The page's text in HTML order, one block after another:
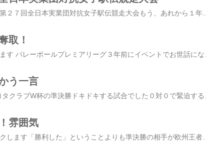
明日１６日、正午、号砲です第２７回全日本実業団対抗女子駅伝競走大会もう、あれから１年ですか・・・アホ会のみなさんと アフロをかぶって、沿道でユタカ技研駅伝競走部「BLUE WIND」の応援をしました全国６地区の予選を勝ち上がってきた２６チームがライバルと戦います 新しいランキングに登録しました携帯からも投票していただけますよろしくお願いします２７４０位からスタートした趣味とスポーツカテゴリー 17位スポーツ全般部門 ２位に上がりました着々とランキングアップみなさんのおかげですありがとうございます引き続き、ご協力お願いいたします 人気ブログランキング ☆☆ブログ村ランキング☆☆ 信じる私が今年挑戦した、河口湖マラソンのときにユタカ技研駅伝競走部衣笠明宏監督から「自分を信じて」という言葉をいただきましたその一言をいただいたことで本当にたくさんのことを感じて目標タイム達成、完走することができましたもちろん、私のレベルで感じたことは選手皆さんの比較となるものでは、全くありませんでも、それぞれの立場で、場面で、「自分を信じる」ことが力になること ＊昨年のスタートの様子です衣笠監督の言葉を、ご紹介させていただきます「お疲れ様でした。「自分を信じる」ことを持ち続けたからこそ、目標を達成できたと思います。河口湖マラソンまでの過程はそれ相当なものがあったとはずです。距離が長くなればなるほど、自分に投掛けの言葉が多くなります。自分を信じたことが結果に繋がりましたね。我チームも前回の大会前日のミーティングに「自分を信じろ」「最後まで諦めるな」のモットーで臨んで行こうと選手に伝えました。結果としては収穫のあった選手が大半を占めました。選手達には、気付いてない「力」は絶対にあると思います。その「力」を発揮させるのに必要なのは「自分を信じる」ことです。今回、勝利の女神さんから「勇気」をいただきました。次は我チームが「感喜」・・・感動と喜びを捧げられるよう最善を尽くします。フルマラソンの疲労をしっかり取って、また新たな目標にチャレンジをして下さい。これからも、よろしくお願い致します。」自分を信じて、限界に挑戦する、選手皆さんを応援しましょうそして、選手みなさんの顔晴りから、感じられるものを自分に置き換えてみましょうスポーツは文化ですブログランキングも応援、よろしくお願いします
取！
う一言
雰囲気
浦和レッズ、世界１勝ワクワクします「勝利した」ということよりも準決勝の相手が欧州王者のACミランという話題でもちきりですねアジアチャンピオンというACLでの結果はゼロベースとしてステップアップした目標に向かっているのですねさすがです「苦しいと思ったらやられるし、これでいけるという雰囲気を作りたかった」闘莉王選手の言葉です 新しいランキングに登録しました携帯からも投票していただけますよろしくお願いします２２５８０位からスタートの総合ランキングは ３８９６位２７４０位からスタートした趣味とスポーツカテゴリー ５４２位スポーツ全般部門は・・・・ トップ３０に入りました『２９位』 みなさんのおかげですありがとうございます引き続き、ご協力お願いいたします 人気ブログランキング ☆☆ブログ村ランキング☆☆ 雰囲気が大事ホントは力のある選手でもいけそうもない雰囲気のときってあります思ったとおり・・・いけません本当だったらそこまでの力がない選手でもいけそうな雰囲気が見えると本当にいけてしまう雰囲気は、内側から出てきます弱弱しい、ふわふわして浮いた感じ、そわそわ落ち着かないいけそうもない雰囲気強気、落ち着きが感じられる、動かない感じこりゃ、いけるどう思っているかが現れます脳はイメージしたことを実行しようとします結果を出す選手は周りの環境に左右されて雰囲気を作られてしまうのではなく自分が理想とする雰囲気を自分から作っていくのですね私たちも生活の中で雰囲気に振り回されることがありますやる気満々、元気にいこう！と朝決意してもまったり・・・とかどんより・・・とかその場の雰囲気に左右されてしまうのはもったいないですね自分の作りたい雰囲気を作って行きましょうその雰囲気をしっかり意識してそうなるための表情、行動、言動をとることいける雰囲気作っていこうスポーツは文化です